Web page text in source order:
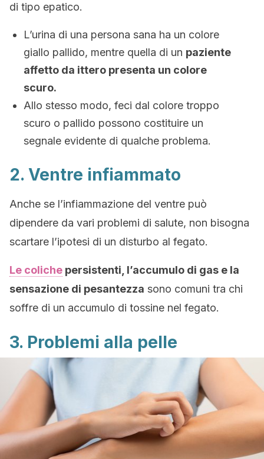
di tipo epatico.
L’urina di una persona sana ha un colore
giallo pallido, mentre quella di un paziente
affetto da ittero presenta un colore
scuro.
Allo stesso modo, feci dal colore troppo
scuro o pallido possono costituire un
segnale evidente di qualche problema.
2. Ventre infiammato
Anche se l’infiammazione del ventre può
dipendere da vari problemi di salute, non bisogna
scartare l’ipotesi di un disturbo al fegato.
Le coliche persistenti, l’accumulo di gas e la
sensazione di pesantezza sono comuni tra chi
soffre di un accumulo di tossine nel fegato.
3. Problemi alla pelle